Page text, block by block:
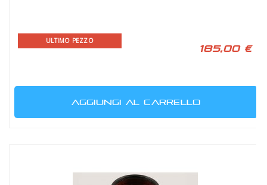
ULTIMO PEZZO
185,00 €
AGGIUNGI AL CARRELLO